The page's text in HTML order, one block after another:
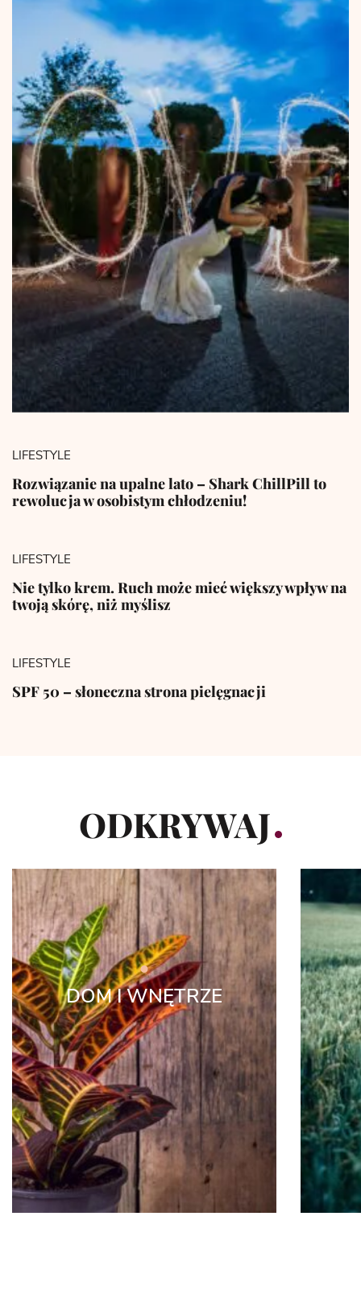
LIFESTYLE
Rozwiązanie na upalne lato – Shark ChillPill to
rewolucja w osobistym chłodzeniu!
LIFESTYLE
Nie tylko krem. Ruch może mieć większy wpływ na
twoją skórę, niż myślisz
LIFESTYLE
SPF 50 – słoneczna strona pielęgnacji
ODKRYWAJ
DOM I WNĘTRZE